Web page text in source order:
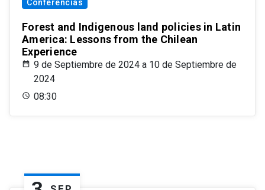
Conferencias
Forest and Indigenous land policies in Latin
America: Lessons from the Chilean
Experience
9 de Septiembre de 2024 a 10 de Septiembre de
2024
08:30